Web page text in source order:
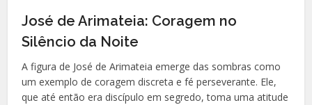
José de Arimateia: Coragem no
Silêncio da Noite
A figura de José de Arimateia emerge das sombras como
um exemplo de coragem discreta e fé perseverante. Ele,
que até então era discípulo em segredo, toma uma atitude